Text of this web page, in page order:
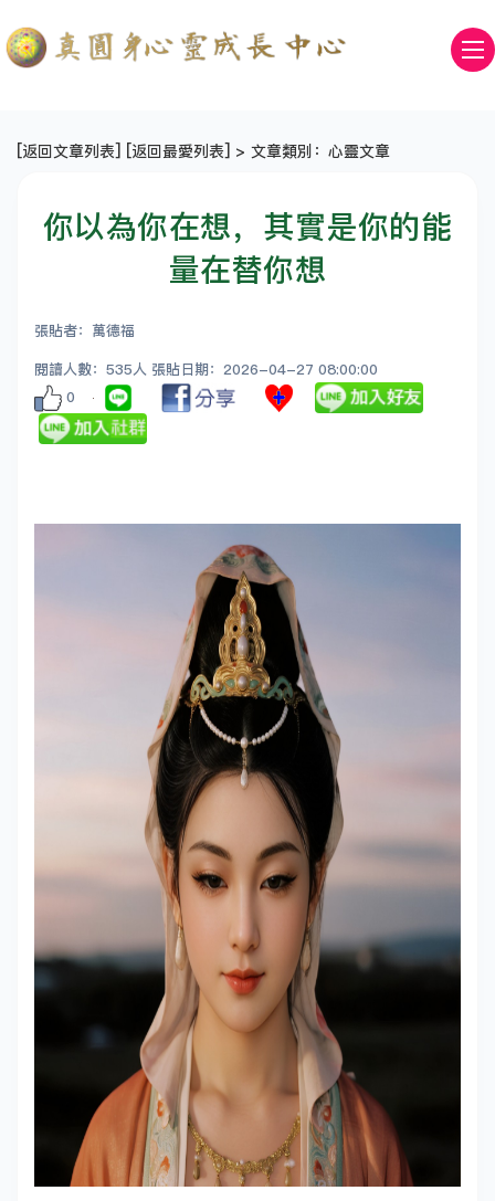
[返回文章列表] [返回最愛列表] > 文章類別：心靈文章
你以為你在想，其實是你的能
量在替你想
張貼者：萬德福
閱讀人數：535人 張貼日期：2026-04-27 08:00:00
0